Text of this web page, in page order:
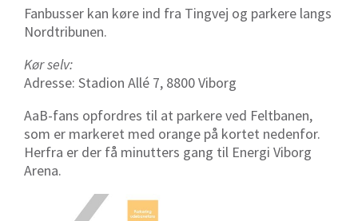
Fanbusser kan køre ind fra Tingvej og parkere langs
Nordtribunen.
Kør selv:
Adresse: Stadion Allé 7, 8800 Viborg
AaB-fans opfordres til at parkere ved Feltbanen,
som er markeret med orange på kortet nedenfor.
Herfra er der få minutters gang til Energi Viborg
Arena.